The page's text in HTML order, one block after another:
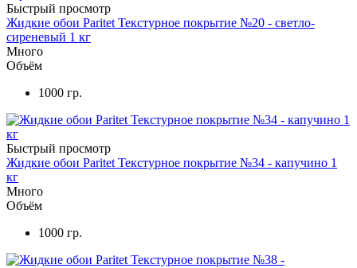
Быстрый просмотр
Жидкие обои Paritet Текстурное покрытие №20 - светло-
сиреневый 1 кг
Много
Объём
1000 гр.
Быстрый просмотр
Жидкие обои Paritet Текстурное покрытие №34 - капучино 1
кг
Много
Объём
1000 гр.